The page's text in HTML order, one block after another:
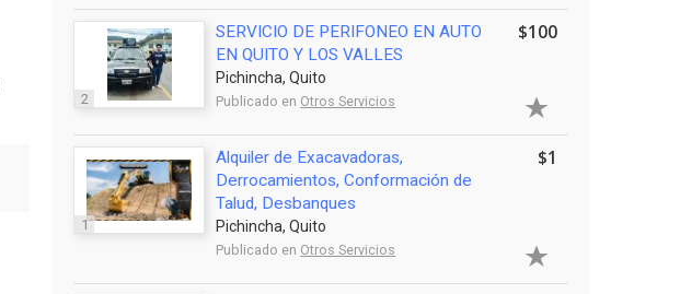
2
SERVICIO DE PERIFONEO EN AUTO
EN QUITO Y LOS VALLES
Pichincha, Quito
Publicado en Otros Servicios
$100
1
Alquiler de Exacavadoras,
Derrocamientos, Conformación de
Talud, Desbanques
Pichincha, Quito
Publicado en Otros Servicios
$1